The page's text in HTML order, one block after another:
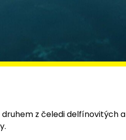
z čeledi delfínovitých